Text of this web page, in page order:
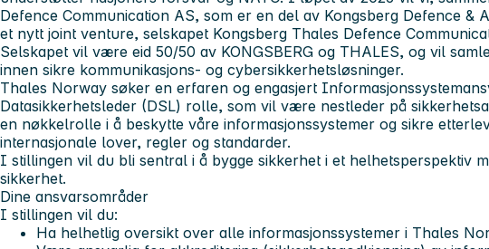
Defence Communication AS, som er en del av Kongsberg Defence &
et nytt joint venture, selskapet Kongsberg Thales Defence
Selskapet vil være eid 50/50 av KONGSBERG og THALES, og vil
innen sikre kommunikasjons- og cybersikkerhetsløsninger.
Thales Norway søker en erfaren og engasjert
Datasikkerhetsleder (DSL) rolle, som vil være nestleder på
en nøkkelrolle i å beskytte våre informasjonssystemer og sikre
internasjonale lover, regler og standarder.
I stillingen vil du bli sentral i å bygge sikkerhet i et helhetsperspektiv
sikkerhet.
Dine ansvarsområder
I stillingen vil du:
Ha helhetlig oversikt over alle informasjonssystemer i Thales